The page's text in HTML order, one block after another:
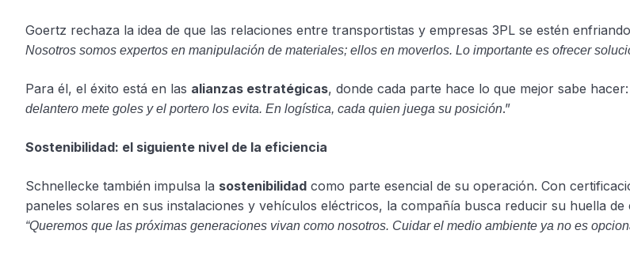
Goertz rechaza la idea de que las relaciones entre transportistas y empresas 3PL se estén
Nosotros somos expertos en manipulación de materiales; ellos en moverlos. Lo importante es ofrecer
Para él, el éxito está en las alianzas estratégicas, donde cada parte hace lo que mejor sabe hacer:
delantero mete goles y el portero los evita. En logística, cada quien juega su posición.”
Sostenibilidad: el siguiente nivel de la eficiencia
Schnellecke también impulsa la sostenibilidad como parte esencial de su operación. Con
paneles solares en sus instalaciones y vehículos eléctricos, la compañía busca reducir su huella
“Queremos que las próximas generaciones vivan como nosotros. Cuidar el medio ambiente ya no es